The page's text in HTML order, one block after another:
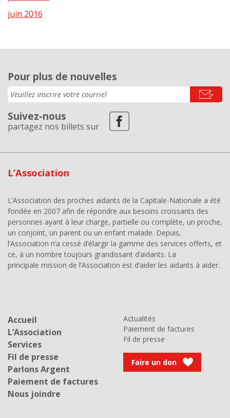
juin 2016
Pour plus de nouvelles
Suivez-nous
partagez nos billets sur
L’Association
L’Association des proches aidants de la Capitale-Nationale a été
fondée en 2007 afin de répondre aux besoins croissants des
personnes ayant à leur charge, partielle ou complète, un proche,
un conjoint, un parent ou un enfant malade. Depuis,
l’Association n’a cessé d’élargir la gamme des services offerts, et
ce, à un nombre toujours grandissant d’aidants. La
principale mission de l’Association est d’aider les aidants à aider.
Accueil
L’Association
Services
Fil de presse
Parlons Argent
Paiement de factures
Nous joindre
Actualités
Paiement de factures
Fil de presse
Faire un don